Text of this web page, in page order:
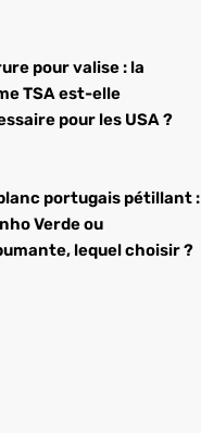
pour valise : la
TSA est-elle
pour les USA ?
portugais pétillant :
Verde ou
lequel choisir ?